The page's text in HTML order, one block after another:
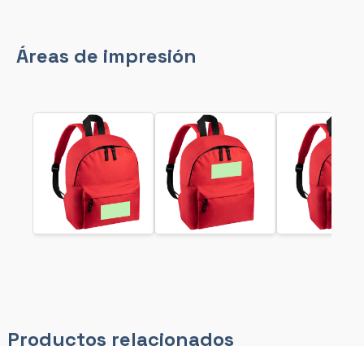
Áreas de impresión
Productos relacionados